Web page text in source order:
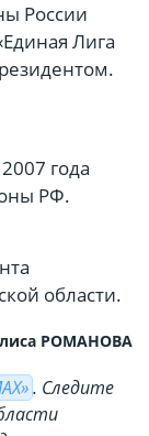
России
Лига
года
РФ.
области.
РОМАНОВА
. Cледите